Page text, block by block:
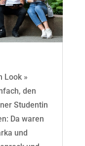
Look »
den
Studentin
Da waren
und